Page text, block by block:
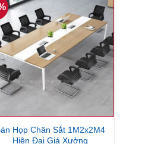
Họp Chân Sắt 1M2x2M4
Hiện Đại Giá Xưởng